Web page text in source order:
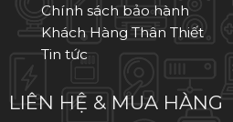
Chính sách bảo hành
Khách Hàng Thân Thiết
Tin tức
LIÊN HỆ & MUA HÀNG